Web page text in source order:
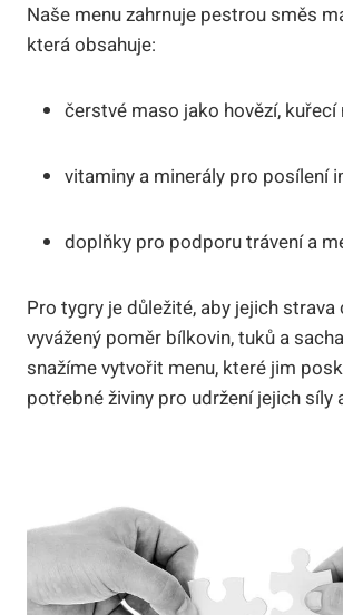
Naše menu zahrnuje pestrou směs
která obsahuje:
čerstvé maso jako hovězí,
vitaminy a minerály pro posílení
doplňky pro podporu trávení a
Pro tygry je důležité, aby jejich strava
vyvážený poměr bílkovin, tuků a
snažíme vytvořit menu, které jim
potřebné živiny pro udržení jejich síly